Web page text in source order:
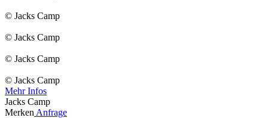
© Jacks Camp
© Jacks Camp
© Jacks Camp
© Jacks Camp
Mehr Infos
Jacks Camp
Merken Anfrage